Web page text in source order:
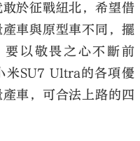
於征戰紐北，希望借
車與原型車不同，擺
以敬畏之心不斷前
米SU7 Ultra的各項優
車，可合法上路的四